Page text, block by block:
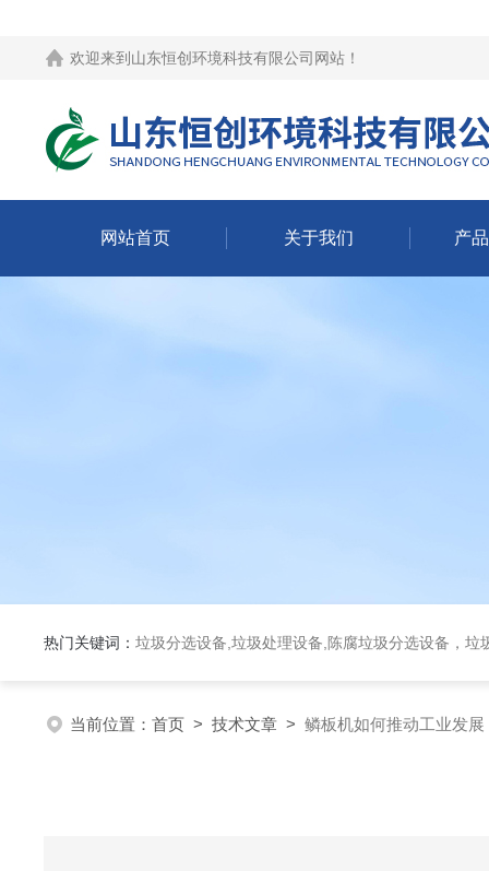
欢迎来到 山东恒创环境科技有限公司网站 ！
网站首页 关于我们 产
热门关键词： 垃圾分选设备,垃圾处理设备,陈腐垃圾分选设备，垃
当前位置： 首页 > 技术文章 > 鳞板机如何推动工业发展